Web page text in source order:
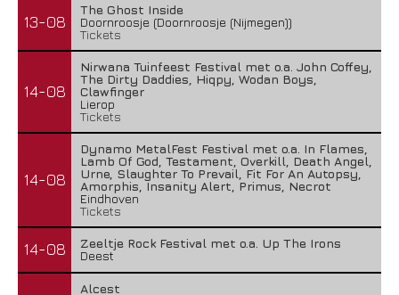
13-08
The Ghost Inside
Doornroosje (Doornroosje (Nijmegen))
Tickets
14-08
Nirwana Tuinfeest Festival met o.a. John Coffey,
The Dirty Daddies, Hiqpy, Wodan Boys,
Clawfinger
Lierop
Tickets
14-08
Dynamo MetalFest Festival met o.a. In Flames,
Lamb Of God, Testament, Overkill, Death Angel,
Urne, Slaughter To Prevail, Fit For An Autopsy,
Amorphis, Insanity Alert, Primus, Necrot
Eindhoven
Tickets
14-08
Zeeltje Rock Festival met o.a. Up The Irons
Deest
Alcest